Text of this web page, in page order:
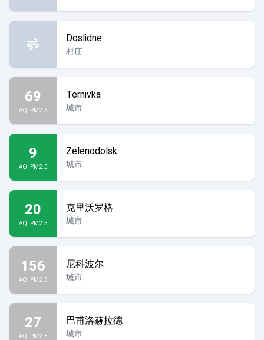
Doslidne
村庄
69
AQI PM2.5
Ternivka
城市
9
AQI PM2.5
Zelenodolsk
城市
20
AQI PM2.5
克里沃罗格
城市
156
AQI PM2.5
尼科波尔
城市
27
AQI PM2.5
巴甫洛赫拉德
城市